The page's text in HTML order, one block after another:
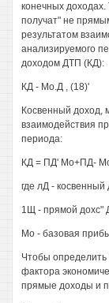
конечных
получат" не
результатом
анализируемого
доходом ДТП (КД):
КД - Мо.Д , (18)'
Косвенный доход,
взаимодействия
периода:
КД = ПД' Мо+ПД-
где лД -
1Щ - прямой дохс"
Мо - базовая
Чтобы определить
фактора
прямые доходы и